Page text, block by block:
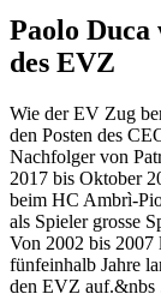
Paolo
des EVZ
Wie der EV Zug
den Posten des
Nachfolger von
2017 bis Oktober
beim HC Ambrì-
als Spieler grosse
Von 2002 bis 2007
fünfeinhalb Jahre
den EVZ auf.&nbs